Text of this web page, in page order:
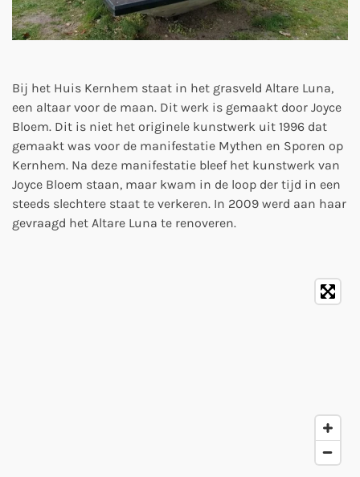
Bij het Huis Kernhem staat in het grasveld Altare Luna,
een altaar voor de maan. Dit werk is gemaakt door Joyce
Bloem. Dit is niet het originele kunstwerk uit 1996 dat
gemaakt was voor de manifestatie Mythen en Sporen op
Kernhem. Na deze manifestatie bleef het kunstwerk van
Joyce Bloem staan, maar kwam in de loop der tijd in een
steeds slechtere staat te verkeren. In 2009 werd aan haar
gevraagd het Altare Luna te renoveren.